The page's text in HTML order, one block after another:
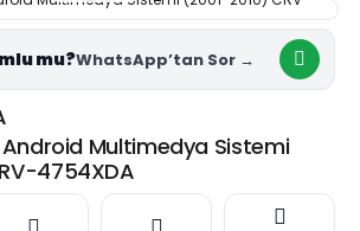
mu?
Multimedya Sistemi
4754XDA